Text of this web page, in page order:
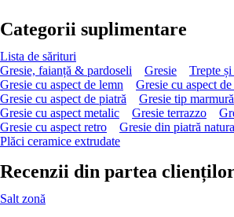
Categorii suplimentare
Lista de sărituri
Gresie, faianță & pardoseli
Gresie
Trepte
Gresie cu aspect de lemn
Gresie cu aspect
Gresie cu aspect de piatră
Gresie tip marmură
Gresie cu aspect metalic
Gresie terrazzo
Gresie cu aspect retro
Gresie din piatră
Plăci ceramice extrudate
Recenzii din partea
Salt zonă